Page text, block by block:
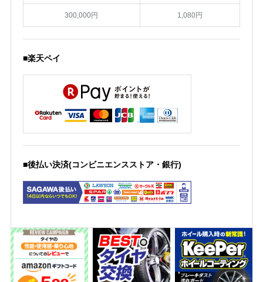
300,000円 1,080円
■楽天ペイ
■後払い決済(コンビニエンスストア・銀行)